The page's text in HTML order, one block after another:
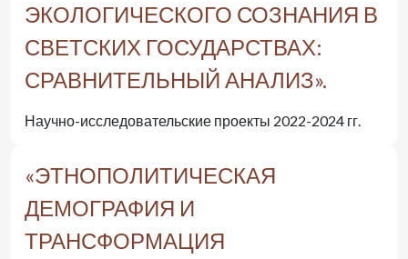
ЭКОЛОГИЧЕСКОГО СОЗНАНИЯ В
СВЕТСКИХ ГОСУДАРСТВАХ:
СРАВНИТЕЛЬНЫЙ АНАЛИЗ».
Научно-исследовательские проекты 2022-2024 гг.
«ЭТНОПОЛИТИЧЕСКАЯ
ДЕМОГРАФИЯ И
ТРАНСФОРМАЦИЯ